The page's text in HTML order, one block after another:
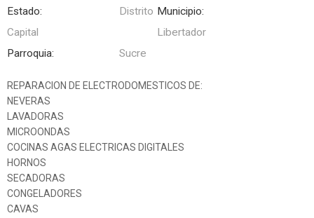
Estado:
Distrito
Capital
Municipio:
Libertador
Parroquia:
Sucre
REPARACION DE ELECTRODOMESTICOS DE:
NEVERAS
LAVADORAS
MICROONDAS
COCINAS AGAS ELECTRICAS DIGITALES
HORNOS
SECADORAS
CONGELADORES
CAVAS